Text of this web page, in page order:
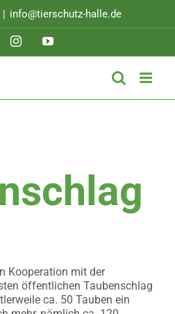
| info@tierschutz-halle.de
InstagramYouTube
Kooperation mit der
öffentlichen Taubenschlag
ca. 50 Tauben ein